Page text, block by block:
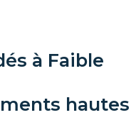
à Faible
hautes